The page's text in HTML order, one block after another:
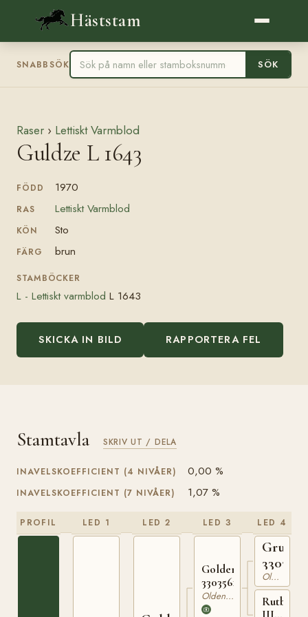
Häststam
SNABBSÖK SÖK
Raser › Lettiskt Varmblod
Guldze L 1643
FÖDD 1970
RAS Lettiskt Varmblod
KÖN Sto
FÄRG brun
STAMBÖCKER
L - Lettiskt varmblod L 1643
SKICKA IN BILD RAPPORTERA FEL
Stamtavla SKRIV UT / DELA
INAVELSKOEFFICIENT (4 NIVÅER) 0,00 %
INAVELSKOEFFICIENT (7 NIVÅER) 1,07 %
PROFIL LED 1 LED 2 LED 3
Goldengel
330356134
Oldenburgare
LED 4
Grusus
Oldenburgare
Rutberta